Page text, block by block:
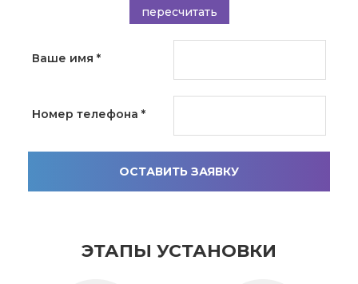
пересчитать
Ваше имя *
Номер телефона *
ОСТАВИТЬ ЗАЯВКУ
ЭТАПЫ УСТАНОВКИ